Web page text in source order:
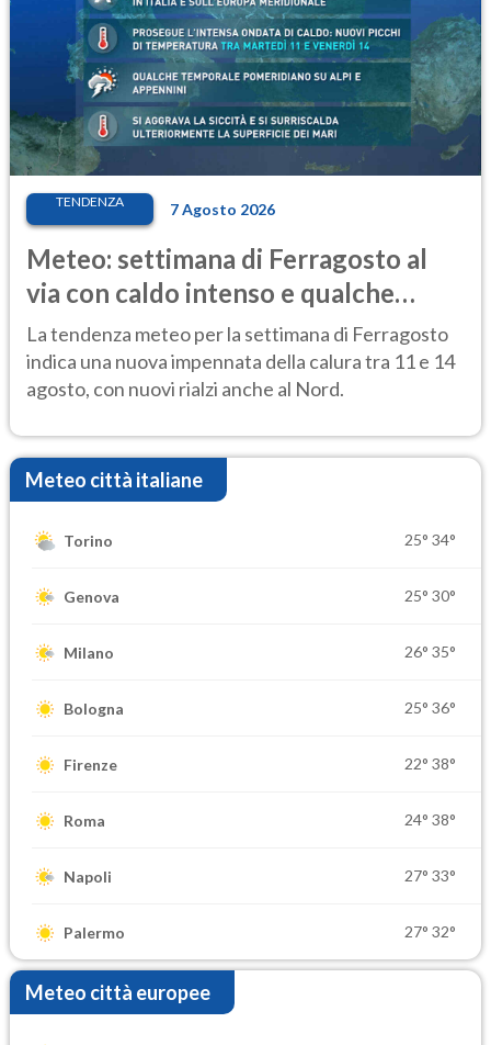
TENDENZA 7 Agosto 2026
Meteo: settimana di Ferragosto al
via con caldo intenso e qualche
temporale
La tendenza meteo per la settimana di Ferragosto
indica una nuova impennata della calura tra 11 e 14
agosto, con nuovi rialzi anche al Nord.
Meteo città italiane
Torino 25° 34°
Genova 25° 30°
Milano 26° 35°
Bologna 25° 36°
Firenze 22° 38°
Roma 24° 38°
Napoli 27° 33°
Palermo 27° 32°
Meteo città europee